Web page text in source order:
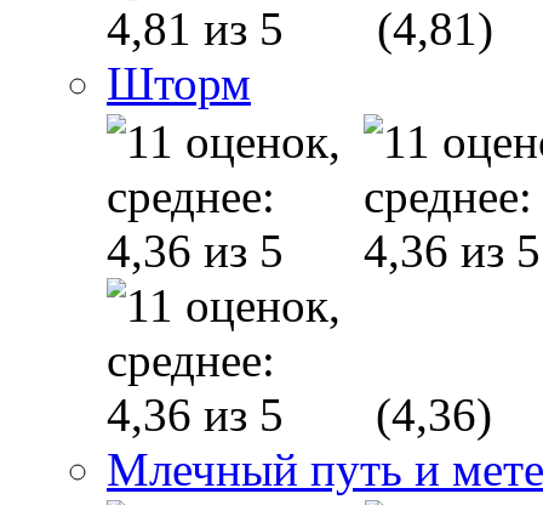
(4,81)
Шторм
(4,36)
Млечный путь и